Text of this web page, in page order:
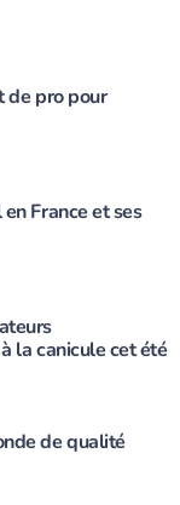
de pro pour
France et ses
la canicule cet été
de qualité